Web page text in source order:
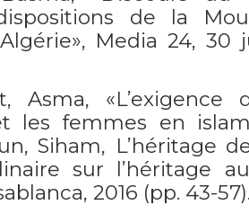
de la
Media 24, 30
Asma,
les femmes en
Siham, L’héritage
sur l’héritage
2016 (pp. 43-